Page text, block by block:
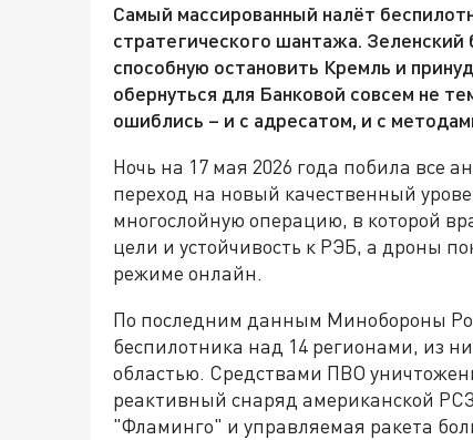
Самый массированный налёт
стратегического шантажа. Зеленский
способную остановить Кремль и
обернуться для Банковой совсем не
ошиблись – и с адресатом, и с
Ночь на 17 мая 2026 года побила все
переход на новый качественный
многослойную операцию, в которой
цели и устойчивость к РЭБ, а дроны
режиме онлайн.
По последним данным Минобороны
беспилотника над 14 регионами, из
областью. Средствами ПВО
реактивный снаряд американской
"Фламинго" и управляемая ракета